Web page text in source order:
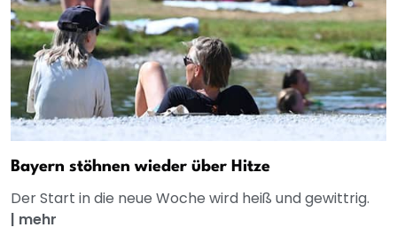
Bayern stöhnen wieder über Hitze
Der Start in die neue Woche wird heiß und gewittrig.
| mehr